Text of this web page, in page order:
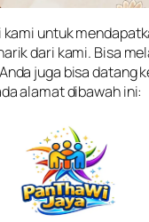
kami untuk
dari kami. Bisa
juga bisa datang
alamat dibawah ini: